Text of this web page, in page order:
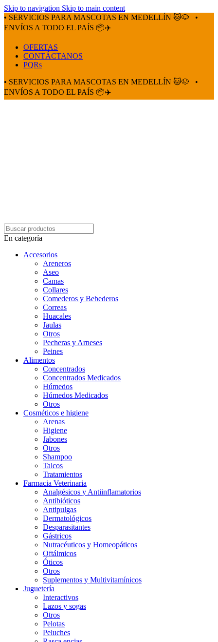
Skip to navigation Skip to main content
• SERVICIOS PARA MASCOTAS EN MEDELLÍN 🐱🐶
•
ENVÍOS A TODO EL PAÍS 📦✈️
OFERTAS
CONTÁCTANOS
PQRs
• SERVICIOS PARA MASCOTAS EN MEDELLÍN 🐱🐶
•
ENVÍOS A TODO EL PAÍS 📦✈️
En categoría
Accesorios
Areneros
Aseo
Camas
Collares
Comederos y Bebederos
Correas
Huacales
Jaulas
Otros
Pecheras y Arneses
Peines
Alimentos
Concentrados
Concentrados Medicados
Húmedos
Húmedos Medicados
Otros
Cosméticos e higiene
Arenas
Higiene
Jabones
Otros
Shampoo
Talcos
Tratamientos
Farmacia Veterinaria
Analgésicos y Antiinflamatorios
Antibióticos
Antipulgas
Dermatológicos
Desparasitantes
Gástricos
Nutracéuticos y Homeopáticos
Oftálmicos
Óticos
Otros
Suplementos y Multivitamínicos
Juguetería
Interactivos
Lazos y sogas
Otros
Pelotas
Peluches